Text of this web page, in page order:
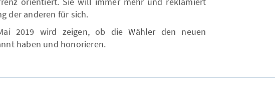
der anderen für sich.
2019 wird zeigen, ob die Wähler den neuen
haben und honorieren.